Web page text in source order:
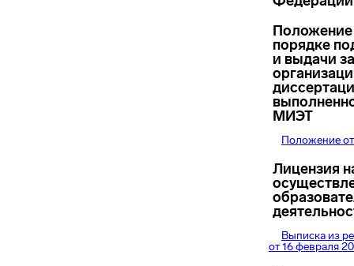
порядке
и выдачи
МИЭТ
Положение
Лицензия
Выписка из
от 16 февраля